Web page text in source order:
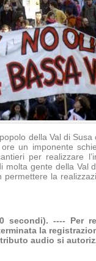
della Val di Susa
un imponente
per realizzare
molta gente della Val
la
secondi). ---- Per
la
audio si